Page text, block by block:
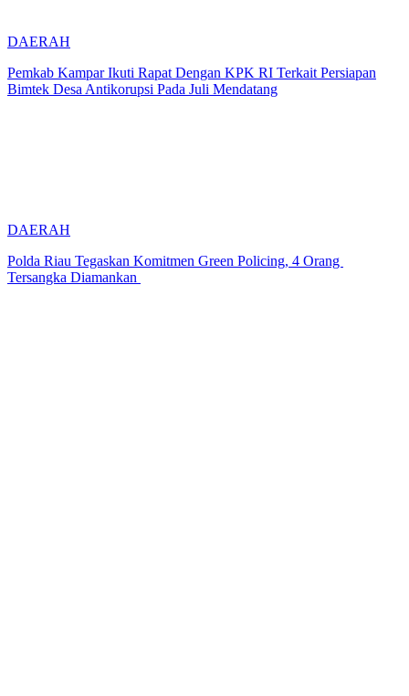
DAERAH
Pemkab Kampar Ikuti Rapat Dengan KPK RI Terkait Persiapan
Bimtek Desa Antikorupsi Pada Juli Mendatang
DAERAH
Polda Riau Tegaskan Komitmen Green Policing, 4 Orang
Tersangka Diamankan